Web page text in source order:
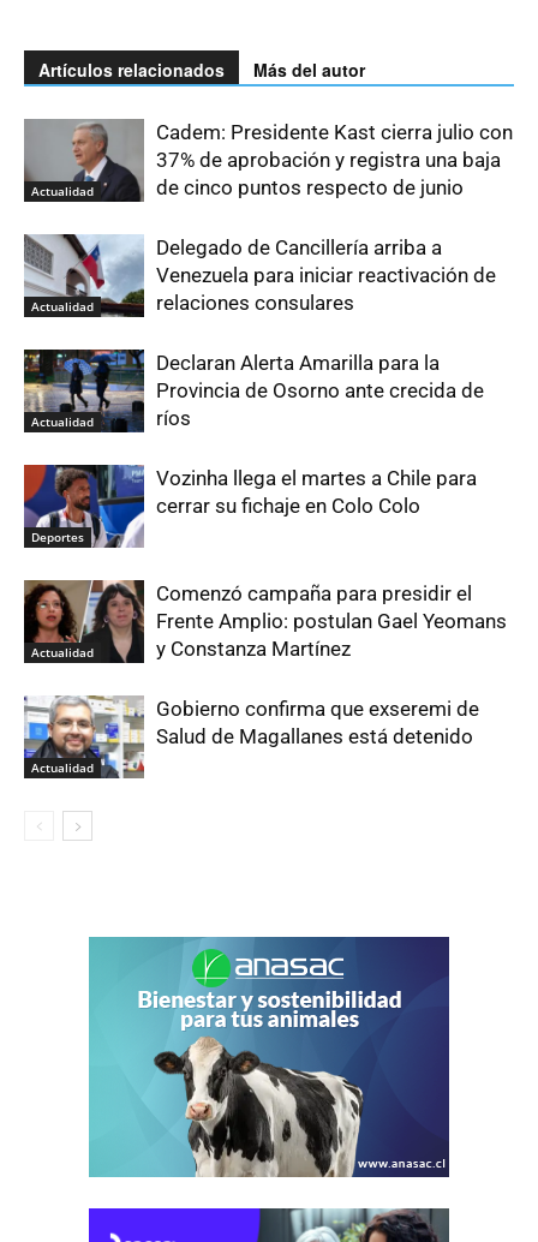
Artículos relacionados Más del autor
Actualidad
Cadem: Presidente Kast cierra julio con
37% de aprobación y registra una baja
de cinco puntos respecto de junio
Actualidad
Delegado de Cancillería arriba a
Venezuela para iniciar reactivación de
relaciones consulares
Actualidad
Declaran Alerta Amarilla para la
Provincia de Osorno ante crecida de
ríos
Deportes
Vozinha llega el martes a Chile para
cerrar su fichaje en Colo Colo
Actualidad
Comenzó campaña para presidir el
Frente Amplio: postulan Gael Yeomans
y Constanza Martínez
Actualidad
Gobierno confirma que exseremi de
Salud de Magallanes está detenido